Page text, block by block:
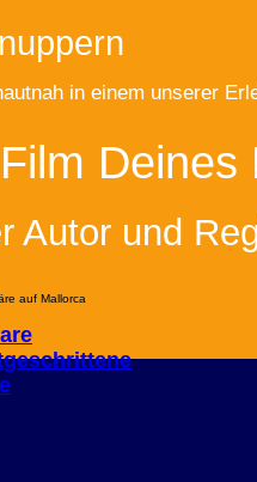
in einem unserer
Deines
Autor und
auf Mallorca